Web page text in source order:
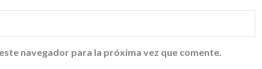
navegador para la próxima vez que comente.